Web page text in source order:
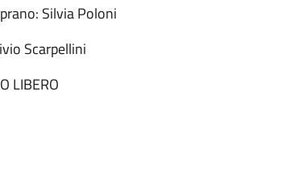
Silvia Poloni
Scarpellini
LIBERO